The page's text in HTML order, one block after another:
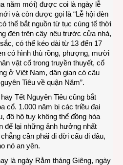
năm mới) được coi là ngày lễ
và còn được gọi là “Lễ hội đèn
thể bắt nguồn từ tục cúng tế thời
đèn trên cây nêu trước cửa nhà,
có thể kéo dài từ 13 đến 17
có hình thù rồng, phượng, mười
vật cổ trong truyền thuyết, cổ
ở Việt Nam, dân gian có câu
Tiêu về quận Năm”.
Tết Nguyên Tiêu cũng bắt
cổ. 1.000 năm bị các triều đại
đô hộ tuy không thể đồng hóa
lại những ảnh hưởng nhất
cần phải di dời cẩu đi đâu,
nó an yên.
là ngày Rằm tháng Giêng, ngày